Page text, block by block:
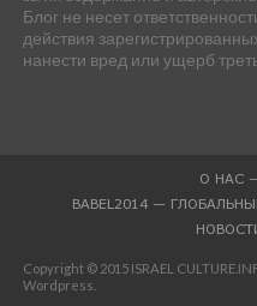
Блог не несет
действия
нанести вред или ущерб
О НАС —
BABEL2014 —
Copyright © 2015 ISRAEL
Wordpress.